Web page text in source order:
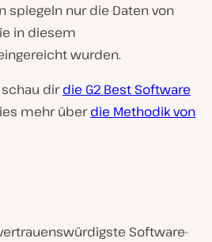
spiegeln nur die Daten von
in diesem
wurden.
dirdie G2 Best Software
mehr überdie Methodik von
Software-